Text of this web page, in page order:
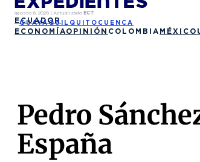
agosto 6, 2026 | Actualizado ECT
ECUADOR
GUAYAQUIL QUITO CUENCA
ECONOMÍAOPINIÓN COLOMBIA MÉXICO
Pedro
España